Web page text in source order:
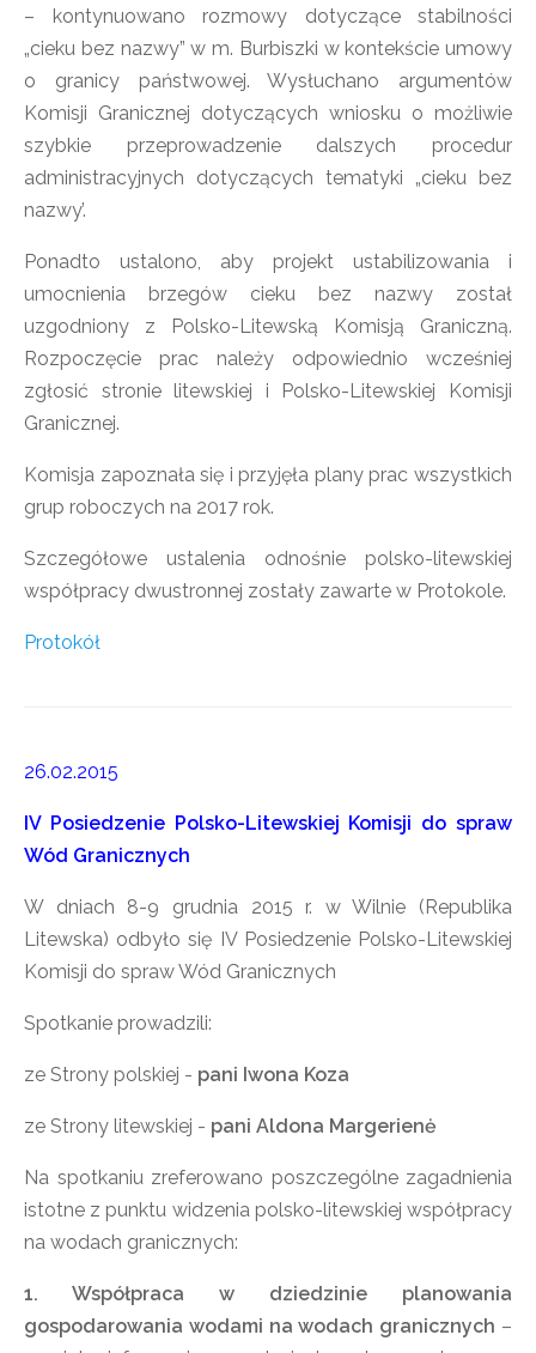
– kontynuowano rozmowy dotyczące stabilności
„cieku bez nazwy” w m. Burbiszki w kontekście umowy
o granicy państwowej. Wysłuchano argumentów
Komisji Granicznej dotyczących wniosku o możliwie
szybkie przeprowadzenie dalszych procedur
administracyjnych dotyczących tematyki „cieku bez
nazwy’.
Ponadto ustalono, aby projekt ustabilizowania i
umocnienia brzegów cieku bez nazwy został
uzgodniony z Polsko-Litewską Komisją Graniczną.
Rozpoczęcie prac należy odpowiednio wcześniej
zgłosić stronie litewskiej i Polsko-Litewskiej Komisji
Granicznej.
Komisja zapoznała się i przyjęła plany prac wszystkich
grup roboczych na 2017 rok.
Szczegółowe ustalenia odnośnie polsko-litewskiej
współpracy dwustronnej zostały zawarte w Protokole.
Protokół
26.02.2015
IV Posiedzenie Polsko-Litewskiej Komisji do spraw
Wód Granicznych
W dniach 8-9 grudnia 2015 r. w Wilnie (Republika
Litewska) odbyło się IV Posiedzenie Polsko-Litewskiej
Komisji do spraw Wód Granicznych
Spotkanie prowadzili:
ze Strony polskiej - pani Iwona Koza
ze Strony litewskiej - pani Aldona Margerienė
Na spotkaniu zreferowano poszczególne zagadnienia
istotne z punktu widzenia polsko-litewskiej współpracy
na wodach granicznych:
1. Współpraca w dziedzinie planowania
gospodarowania wodami na wodach granicznych –